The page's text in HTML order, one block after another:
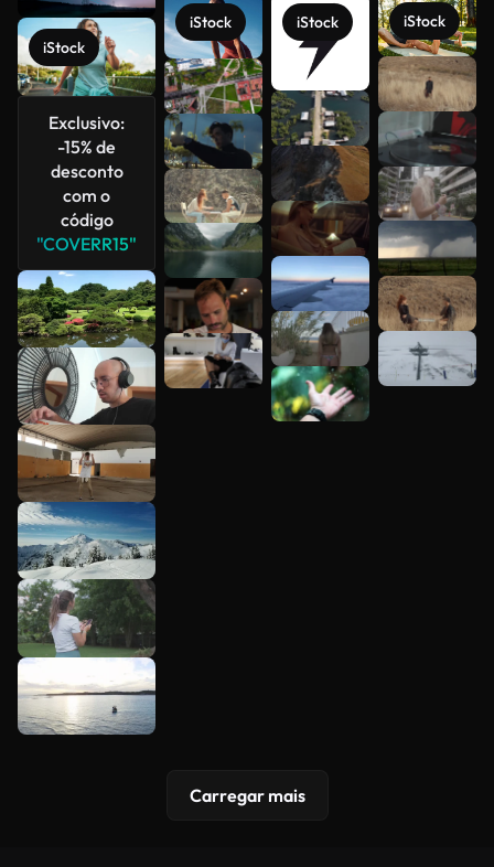
iStock
Exclusivo:
-15% de
desconto
com o
código
"COVERR15"
iStock iStock iStock
Veja mais
Carregar mais